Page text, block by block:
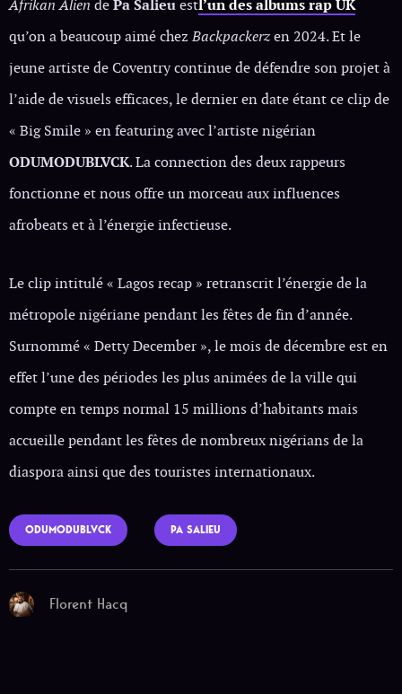
Afrikan Alien dePa Salieuestl’un des albums rap UK
qu’on a beaucoup aimé chezBackpackerzen 2024. Et le
jeune artiste de Coventry continue de défendre son projet à
l’aide de visuels efficaces, le dernier en date étant ce clip de
« Big Smile » en featuring avec l’artiste nigérian
ODUMODUBLVCK. La connection des deux rappeurs
fonctionne et nous offre un morceau aux influences
afrobeats et à l’énergie infectieuse.
Le clip intitulé « Lagos recap » retranscrit l’énergie de la
métropole nigériane pendant les fêtes de fin d’année.
Surnommé « Detty December », le mois de décembre est en
effet l’une des périodes les plus animées de la ville qui
compte en temps normal 15 millions d’habitants mais
accueille pendant les fêtes de nombreux nigérians de la
diaspora ainsi que des touristes internationaux.
ODUMODUBLVCK PA SALIEU
Florent Hacq